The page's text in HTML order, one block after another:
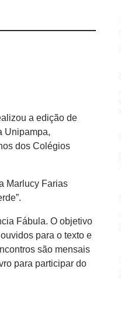
a edição de
Unipampa,
dos Colégios
Marlucy Farias
Fábula. O objetivo
para o texto e
são mensais
para participar do